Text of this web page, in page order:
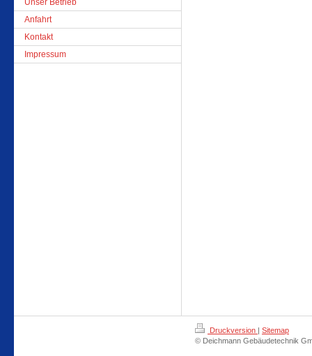
Unser Betrieb
Anfahrt
Kontakt
Impressum
Druckversion | Sitemap
© Deichmann Gebäudetechnik